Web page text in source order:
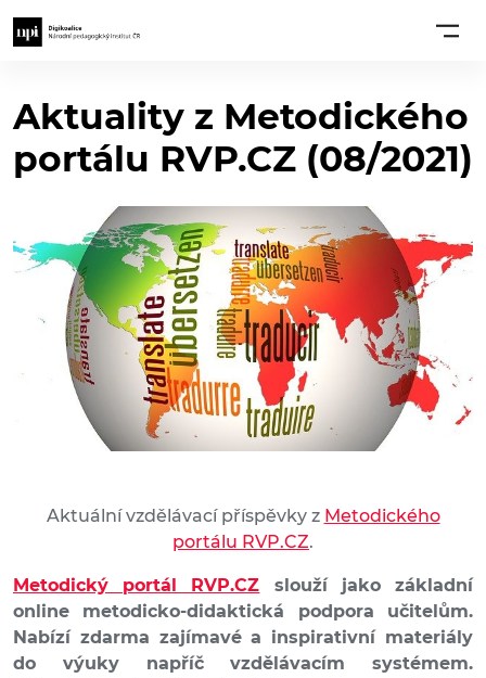
Aktuality z Metodického
portálu RVP.CZ (08/2021)
Aktuální vzdělávací příspěvky z Metodického
portálu RVP.CZ.
Metodický portál RVP.CZ slouží jako základní
online metodicko-didaktická podpora učitelům.
Nabízí zdarma zajímavé a inspirativní materiály
do výuky napříč vzdělávacím systémem.